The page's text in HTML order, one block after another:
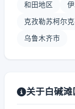
和田地区
克孜勒苏柯尔
乌鲁木齐市
关于白碱滩